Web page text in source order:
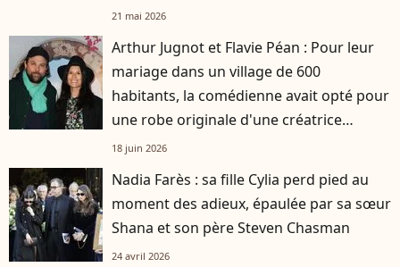
d'avis"
21 mai 2026
Arthur Jugnot et Flavie Péan : Pour leur
mariage dans un village de 600
habitants, la comédienne avait opté pour
une robe originale d'une créatrice
française
18 juin 2026
Nadia Farès : sa fille Cylia perd pied au
moment des adieux, épaulée par sa sœur
Shana et son père Steven Chasman
24 avril 2026